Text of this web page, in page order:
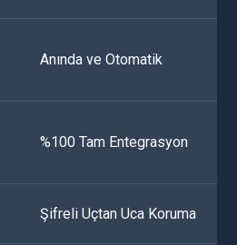
Anında ve Otomatik
%100 Tam Entegrasyon
Şifreli Uçtan Uca Koruma